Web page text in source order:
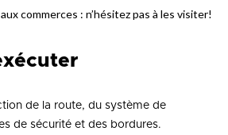
commerces : n’hésitez pas à les visiter!
de la route, du système de
de sécurité et des bordures.